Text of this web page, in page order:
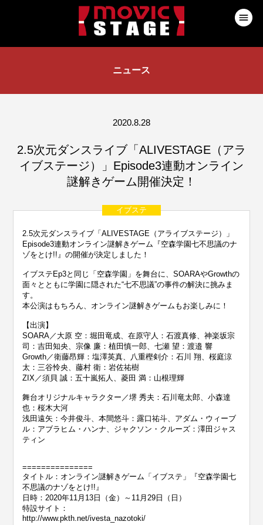
ニュース
2020.8.28
2.5次元ダンスライブ「ALIVESTAGE（アラ
イブステージ）」Episode3連動オンライン
謎解きゲーム開催決定！
イブステ
2.5次元ダンスライブ「ALIVESTAGE（アライブステージ）」
Episode3連動オンライン謎解きゲーム『空森学園七不思議のナ
ゾをとけ!!』の開催が決定しました！
イブステEp3と同じ「空森学園」を舞台に、SOARAやGrowthの
面々とともに学園に隠された“七不思議”の事件の解決に挑みま
す。
本公演はもちろん、オンライン謎解きゲームもお楽しみに！
【出演】
SOARA／大原 空：堀田竜成、在原守人：石渡真修、神楽坂宗
司：吉田知央、宗像 廉：植田慎一郎、七瀬 望：渡邉 響
Growth／衛藤昂輝：塩澤英真、八重樫剣介：石川 翔、桜庭涼
太：三谷怜央、藤村 衛：岩佐祐樹
ZIX／須貝 誠：五十嵐拓人、菱田 満：山根理輝
舞台オリジナルキャラクター／堺 秀夫：石川竜太郎、小森達
也：桜木大河
浅田遠矢：今井俊斗、本間悠斗：露口祐斗、アダム・ウィーブ
ル：アブラヒム・ハンナ、ジャクソン・クルーズ：澤田ジャス
ティン
===============
タイトル：オンライン謎解きゲーム「イブステ」『空森学園七
不思議のナゾをとけ!!』
日時：2020年11月13日（金）～11月29日（日）
特設サイト：
http://www.pkth.net/ivesta_nazotoki/